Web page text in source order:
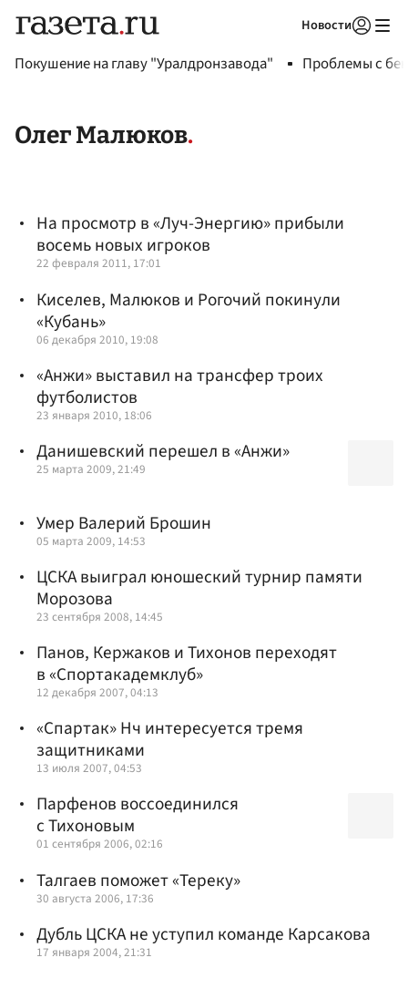
Новости
Покушение на главу "Уралдронзавода" Проблемы с
Олег Малюков
На просмотр в «Луч-Энергию» прибыли
восемь новых игроков
22 февраля 2011, 17:01
Киселев, Малюков и Рогочий покинули
«Кубань»
06 декабря 2010, 19:08
«Анжи» выставил на трансфер троих
футболистов
23 января 2010, 18:06
Данишевский перешел в «Анжи»
25 марта 2009, 21:49
Умер Валерий Брошин
05 марта 2009, 14:53
ЦСКА выиграл юношеский турнир памяти
Морозова
23 сентября 2008, 14:45
Панов, Кержаков и Тихонов переходят
в «Спортакадемклуб»
12 декабря 2007, 04:13
«Спартак» Нч интересуется тремя
защитниками
13 июля 2007, 04:53
Парфенов воссоединился
с Тихоновым
01 сентября 2006, 02:16
Талгаев поможет «Тереку»
30 августа 2006, 17:36
Дубль ЦСКА не уступил команде Карсакова
17 января 2004, 21:31